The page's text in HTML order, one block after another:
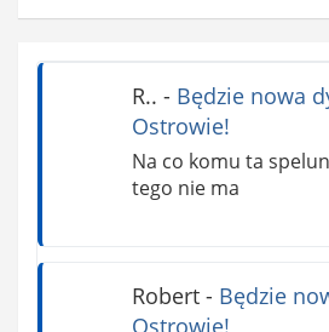
R.. - Będzie nowa
Ostrowie!
Na co komu ta
tego nie ma
Robert- Będzie